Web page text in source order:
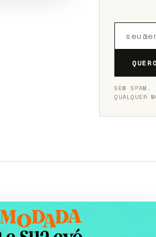
SEM SPAM.
QUALQUER